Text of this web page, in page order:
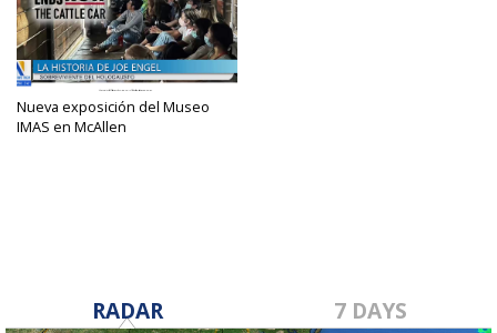
Nueva exposición del Museo
IMAS en McAllen
RADAR 7 DAYS